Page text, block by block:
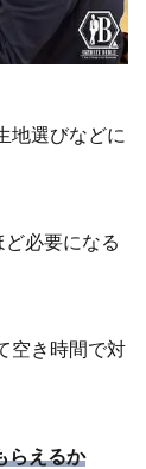
地選びなどに
必要になる
空き時間で対
らえるか